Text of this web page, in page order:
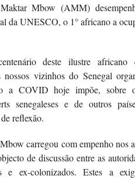
Mbow (AMM)
da UNESCO, o 1° africano a
deste ilustre africano
vizinhos do Senegal
a COVID hoje impõe, sobre
senegaleses e de outros
reflexão.
carregou com empenho nos
de discussão entre as
e ex-colonizados. Estes a